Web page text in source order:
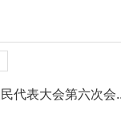
代表大会第六次会